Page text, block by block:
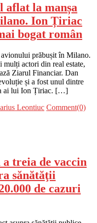
aflat la manșa
Ion Țiriac
bogat român
prăbușit în Milano.
mulți actori din real estate,
Ziarul Financiar. Dan
și a fost unul dintre
ai lui Ion Țiriac. […]
Leontiuc Comment(0)
treia de vaccin
sănătăţii
de cazuri